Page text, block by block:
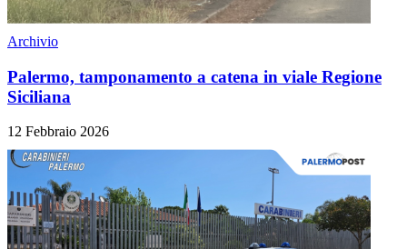
Archivio
Palermo, tamponamento a catena in viale Regione
Siciliana
12 Febbraio 2026